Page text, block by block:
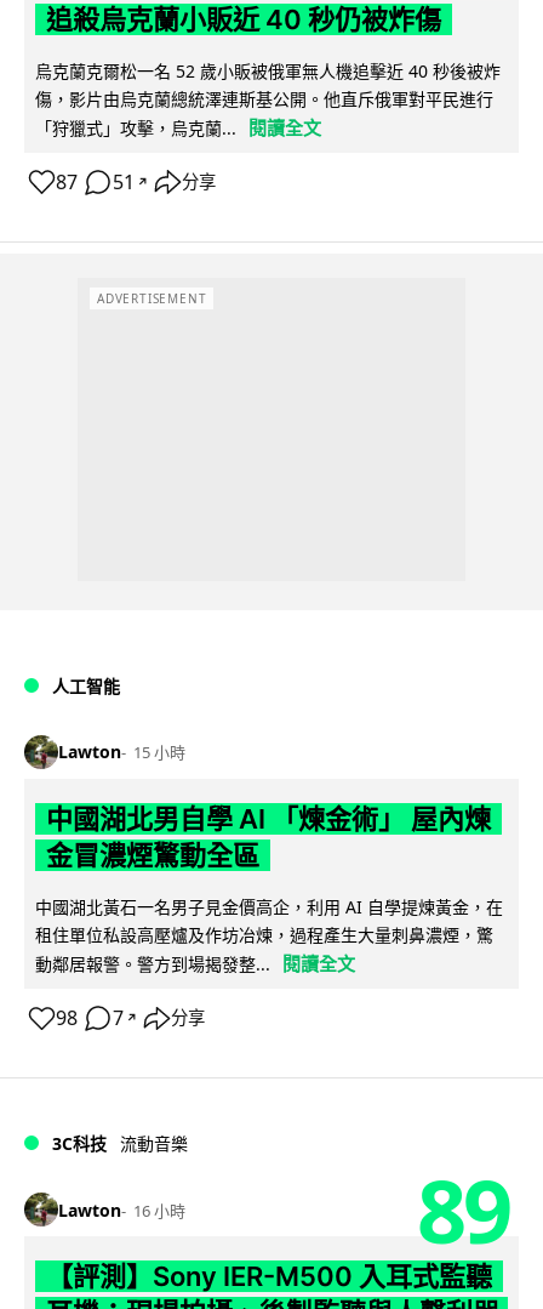
追殺烏克蘭小販近 40 秒仍被炸傷
烏克蘭克爾松一名 52 歲小販被俄軍無人機追擊近 40 秒後被炸
傷，影片由烏克蘭總統澤連斯基公開。他直斥俄軍對平民進行
「狩獵式」攻擊，烏克蘭...
閱讀全文
87 51 ↗ 分享
ADVERTISEMENT
人工智能
Lawton 15 小時
中國湖北男自學 AI 「煉金術」 屋內煉
金冒濃煙驚動全區
中國湖北黃石一名男子見金價高企，利用 AI 自學提煉黃金，在
租住單位私設高壓爐及作坊冶煉，過程產生大量刺鼻濃煙，驚
動鄰居報警。警方到場揭發整...
閱讀全文
98 7 ↗ 分享
3C科技 流動音樂
Lawton 16 小時 89
【評測】Sony IER-M500 入耳式監聽